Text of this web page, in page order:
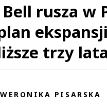
rusza w
trzy lata
WERONIKA PISARSKA